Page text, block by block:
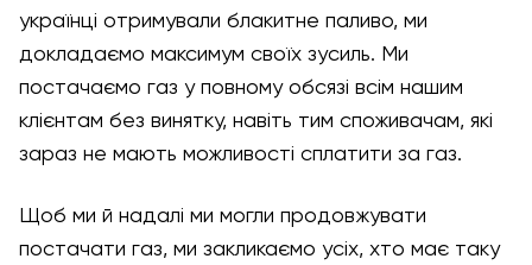
українці отримували блакитне паливо, ми
докладаємо максимум своїх зусиль. Ми
постачаємо газ у повному обсязі всім нашим
клієнтам без винятку, навіть тим споживачам, які
зараз не мають можливості сплатити за газ.
Щоб ми й надалі ми могли продовжувати
постачати газ, ми закликаємо усіх, хто має таку